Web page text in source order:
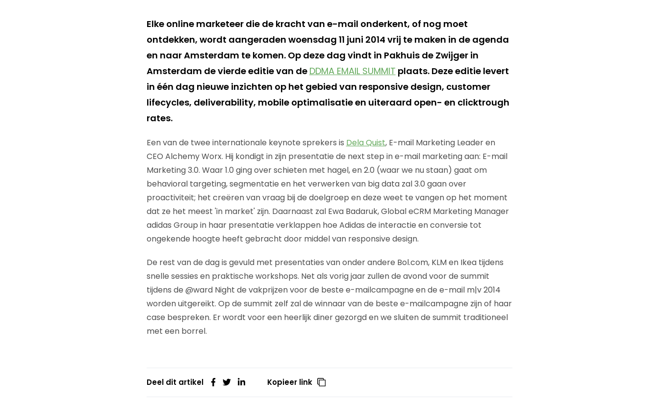
Elke online marketeer die de kracht van e-mail onderkent, of nog moet
ontdekken, wordt aangeraden woensdag 11 juni 2014 vrij te maken in de agenda
en naar Amsterdam te komen. Op deze dag vindt in Pakhuis de Zwijger in
Amsterdam de vierde editie van de DDMA EMAIL SUMMIT plaats. Deze editie levert
in één dag nieuwe inzichten op het gebied van responsive design, customer
lifecycles, deliverability, mobile optimalisatie en uiteraard open- en clicktrough
rates.
Een van de twee internationale keynote sprekers is Dela Quist, E-mail Marketing Leader en
CEO Alchemy Worx. Hij kondigt in zijn presentatie de next step in e-mail marketing aan: E-mail
Marketing 3.0. Waar 1.0 ging over schieten met hagel, en 2.0 (waar we nu staan) gaat om
behavioral targeting, segmentatie en het verwerken van big data zal 3.0 gaan over
proactiviteit; het creëren van vraag bij de doelgroep en deze weet te vangen op het moment
dat ze het meest 'in market' zijn. Daarnaast zal Ewa Badaruk, Global eCRM Marketing Manager
adidas Group in haar presentatie verklappen hoe Adidas de interactie en conversie tot
ongekende hoogte heeft gebracht door middel van responsive design.
De rest van de dag is gevuld met presentaties van onder andere Bol.com, KLM en Ikea tijdens
snelle sessies en praktische workshops. Net als vorig jaar zullen de avond voor de summit
tijdens de @ward Night de vakprijzen voor de beste e-mailcampagne en de e-mail m|v 2014
worden uitgereikt. Op de summit zelf zal de winnaar van de beste e-mailcampagne zijn of haar
case bespreken. Er wordt voor een heerlijk diner gezorgd en we sluiten de summit traditioneel
met een borrel.
Deel dit artikel Kopieer link